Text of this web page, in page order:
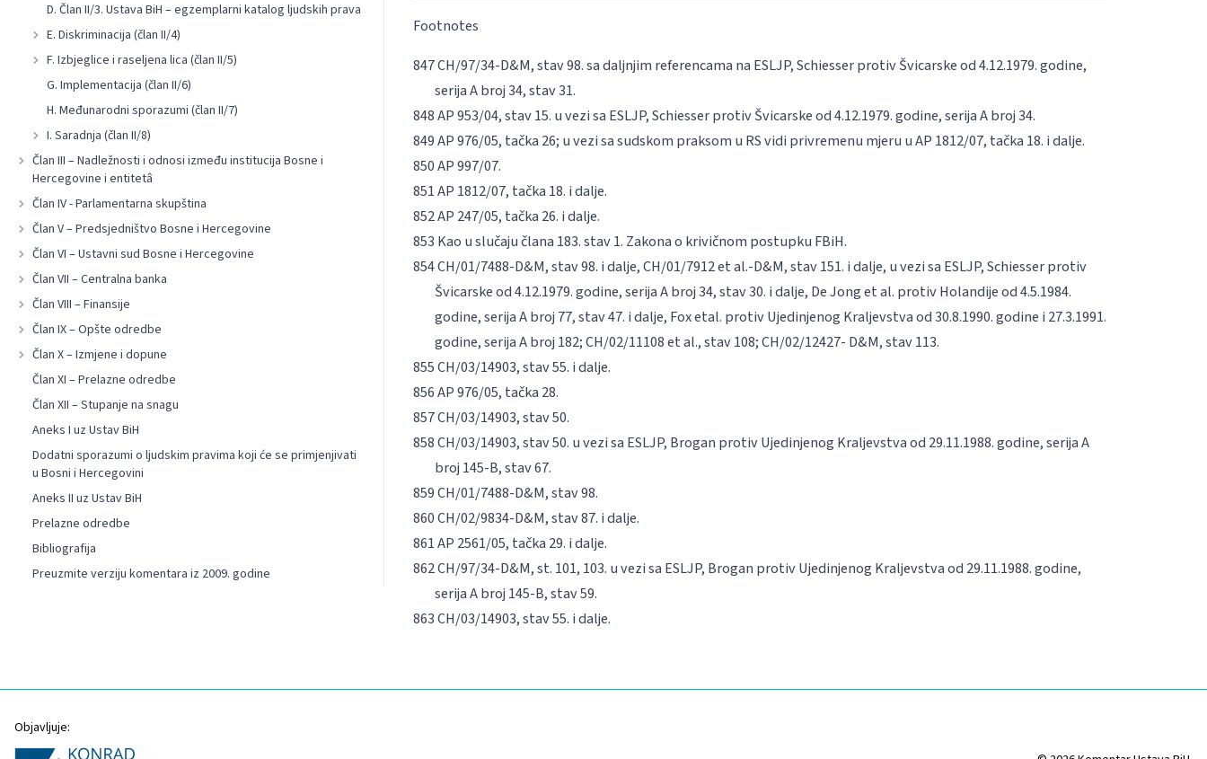
D. Član II/3. Ustava BiH – egzemplarni katalog ljudskih prava
E. Diskriminacija (član II/4)
F. Izbjeglice i raseljena lica (član II/5)
G. Implementacija (član II/6)
H. Međunarodni sporazumi (član II/7)
I. Saradnja (član II/8)
Član III – Nadležnosti i odnosi između institucija Bosne i
Hercegovine i entitetâ
Član IV - Parlamentarna skupština
Član V – Predsjedništvo Bosne i Hercegovine
Član VI – Ustavni sud Bosne i Hercegovine
Član VII – Centralna banka
Član VIII – Finansije
Član IX – Opšte odredbe
Član X – Izmjene i dopune
Član XI – Prelazne odredbe
Član XII – Stupanje na snagu
Aneks I uz Ustav BiH
Dodatni sporazumi o ljudskim pravima koji će se primjenjivati
u Bosni i Hercegovini
Aneks II uz Ustav BiH
Prelazne odredbe
Bibliografija
Preuzmite verziju komentara iz 2009. godine
Footnotes
CH/97/34-D&M, stav 98. sa daljnjim referencama na ESLJP, Schiesser protiv Švicarske od 4.12.1979. godine,
serija A broj 34, stav 31.
AP 953/04, stav 15. u vezi sa ESLJP, Schiesser protiv Švicarske od 4.12.1979. godine, serija A broj 34.
AP 976/05, tačka 26; u vezi sa sudskom praksom u RS vidi privremenu mjeru u AP 1812/07, tačka 18. i dalje.
AP 997/07.
AP 1812/07, tačka 18. i dalje.
AP 247/05, tačka 26. i dalje.
Kao u slučaju člana 183. stav 1. Zakona o krivičnom postupku FBiH.
CH/01/7488-D&M, stav 98. i dalje, CH/01/7912et al.-D&M, stav 151. i dalje, u vezi sa ESLJP, Schiesser protiv
Švicarske od 4.12.1979. godine, serija A broj 34, stav 30. i dalje, De Jonget al. protiv Holandije od 4.5.1984.
godine, serija A broj 77, stav 47. i dalje, Foxetal. protiv Ujedinjenog Kraljevstva od 30.8.1990. godine i 27.3.1991.
godine, serija A broj 182; CH/02/11108et al., stav 108; CH/02/12427- D&M, stav 113.
CH/03/14903, stav 55. i dalje.
AP 976/05, tačka 28.
CH/03/14903, stav 50.
CH/03/14903, stav 50. u vezi sa ESLJP, Brogan protiv Ujedinjenog Kraljevstva od 29.11.1988. godine, serija A
broj 145-B, stav 67.
CH/01/7488-D&M, stav 98.
CH/02/9834-D&M, stav 87. i dalje.
AP 2561/05, tačka 29. i dalje.
CH/97/34-D&M, st. 101, 103. u vezi sa ESLJP, Brogan protiv Ujedinjenog Kraljevstva od 29.11.1988. godine,
serija A broj 145-B, stav 59.
CH/03/14903, stav 55. i dalje.
Objavljuje: